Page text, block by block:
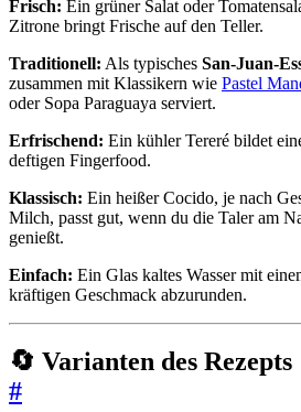
Frisch: Ein grüner Salat oder
Zitrone bringt Frische auf den Teller.
Traditionell: Als typisches San-Juan-
zusammen mit Klassikern wie Pastel
oder Sopa Paraguaya serviert.
Erfrischend: Ein kühler Tereré bildet
deftigen Fingerfood.
Klassisch: Ein heißer Cocido, je nach
Milch, passt gut, wenn du die Taler am
genießt.
Einfach: Ein Glas kaltes Wasser mit
kräftigen Geschmack abzurunden.
🔄 Varianten des Rezepts
#